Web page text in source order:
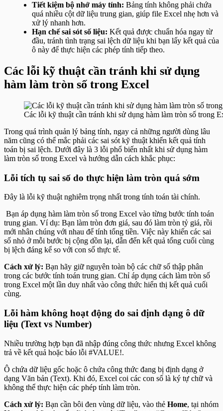
Tiết kiệm bộ nhớ máy tính: Bảng tính không phải chứa
quá nhiều cột dữ liệu trung gian, giúp file Excel nhẹ hơn và
xử lý nhanh hơn.
Hạn chế sai sót số liệu: Kết quả được chuẩn hóa ngay từ
đầu, tránh tình trạng sai lệch dữ liệu khi bạn lấy kết quả của
ô này để thực hiện các phép tính tiếp theo.
Các lỗi kỹ thuật cần tránh khi sử dụng
hàm làm tròn số trong Excel
Các lỗi kỹ thuật cần tránh khi sử dụng hàm làm tròn số trong
Trong quá trình quản lý bảng tính, ngay cả những người dùng lâu
năm cũng có thể mắc phải các sai sót kỹ thuật khiến kết quả tính
toán bị sai lệch. Dưới đây là 3 lỗi phổ biến nhất khi sử dụng hàm
làm tròn số trong Excel và hướng dẫn cách khắc phục:
Lỗi tích tụ sai số do thực hiện làm tròn quá sớm
Đây là lỗi kỹ thuật nghiêm trọng nhất trong tính toán tài chính.
Bạn áp dụng hàm làm tròn số trong Excel vào từng bước tính toán
trung gian. Ví dụ: Bạn làm tròn đơn giá, sau đó làm tròn tỷ giá, rồi
mới nhân chúng với nhau để tính tổng tiền. Việc này khiến các sai
số nhỏ ở mỗi bước bị cộng dồn lại, dẫn đến kết quả tổng cuối cùng
bị lệch đáng kể so với con số thực tế.
Cách xử lý: Bạn hãy giữ nguyên toàn bộ các chữ số thập phân
trong các bước tính toán trung gian. Chỉ áp dụng cách làm tròn số
trong Excel một lần duy nhất vào công thức hiển thị kết quả cuối
cùng.
Lỗi hàm không hoạt động do sai định dạng ô dữ
liệu (Text vs Number)
Nhiều trường hợp bạn đã nhập đúng công thức nhưng Excel không
trả về kết quả hoặc báo lỗi #VALUE!.
Ô chứa dữ liệu gốc hoặc ô chứa công thức đang bị định dạng ở
dạng Văn bản (Text). Khi đó, Excel coi các con số là ký tự chữ và
không thể thực hiện các phép tính làm tròn.
Cách xử lý: Bạn cần bôi đen vùng dữ liệu, vào thẻ Home, tại nhóm